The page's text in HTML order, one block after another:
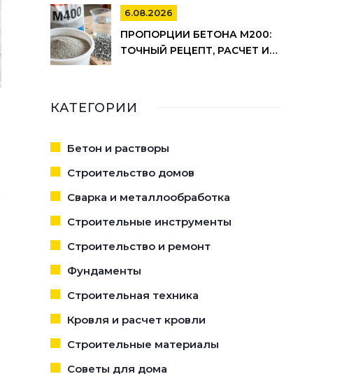
МИНУСЫ
6.08.2026
ПРОПОРЦИИ БЕТОНА М200:
ТОЧНЫЙ РЕЦЕПТ, РАСЧЕТ И
КАТЕГОРИИ
Бетон и растворы
Строительство домов
Сварка и металлообработка
Строительные инструменты
Строительство и ремонт
Фундаменты
Строительная техника
Кровля и расчет кровли
Строительные материалы
Советы для дома